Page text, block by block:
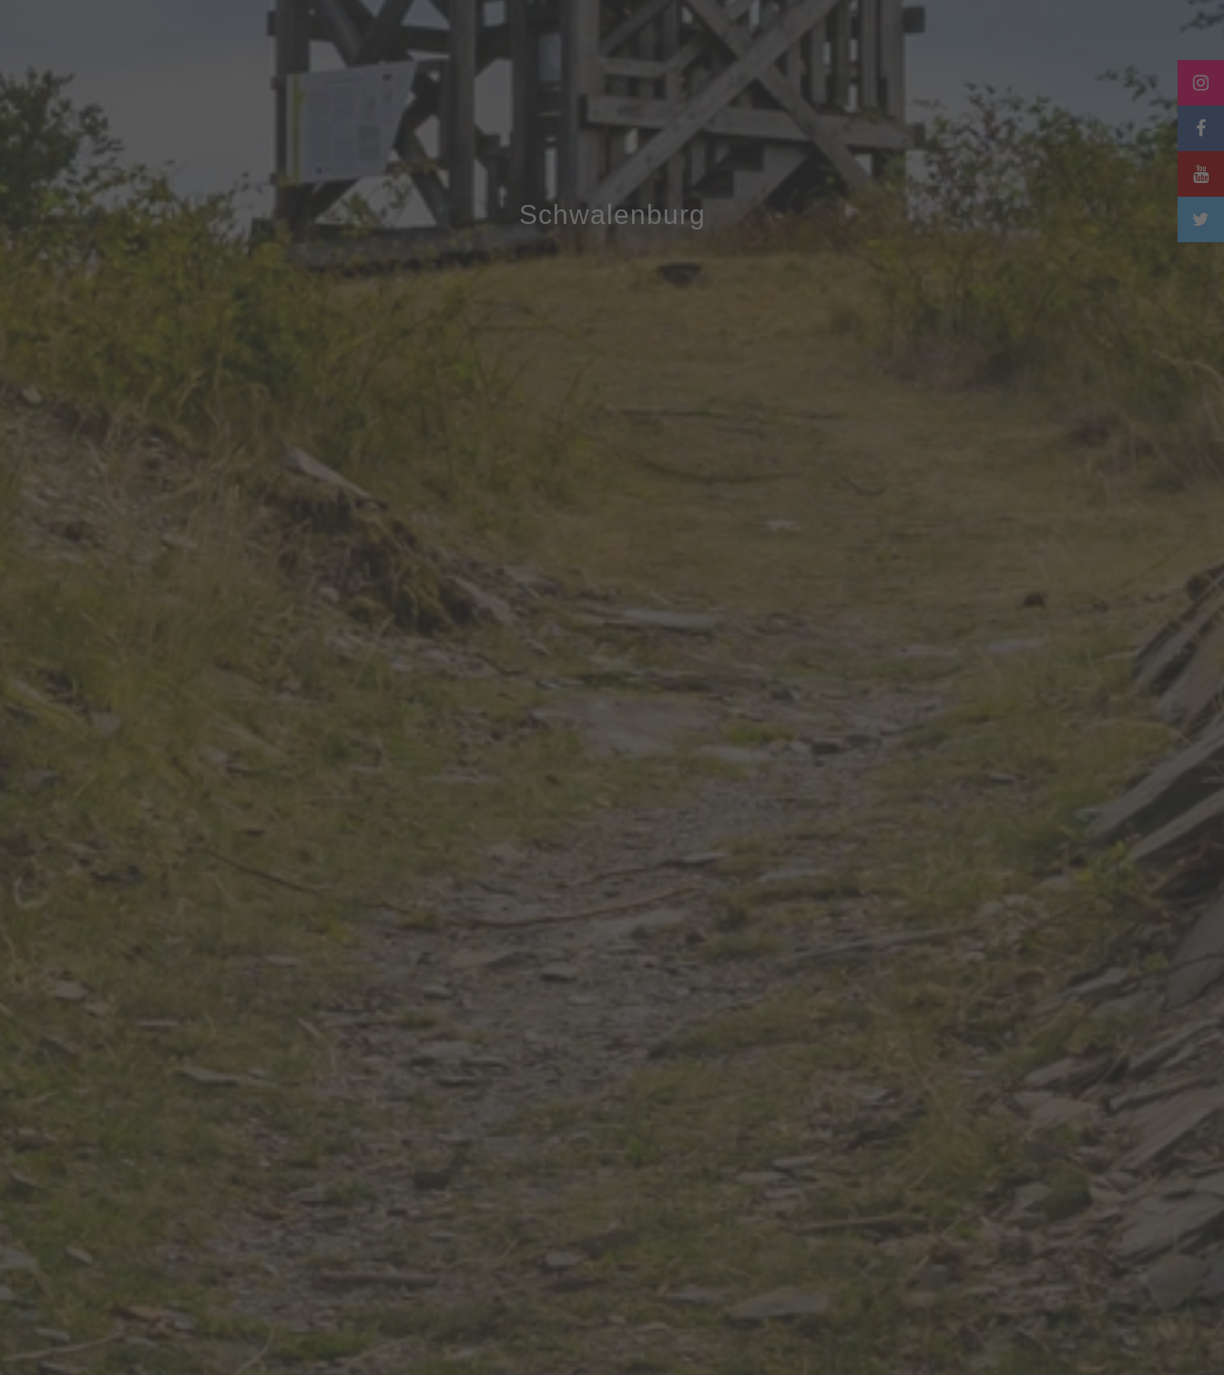
Schwalenburg